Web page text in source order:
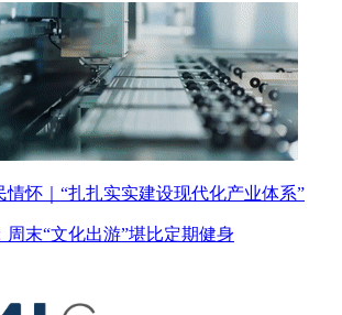
情怀｜“扎扎实实建设现代化产业体系”
周末“文化出游”堪比定期健身